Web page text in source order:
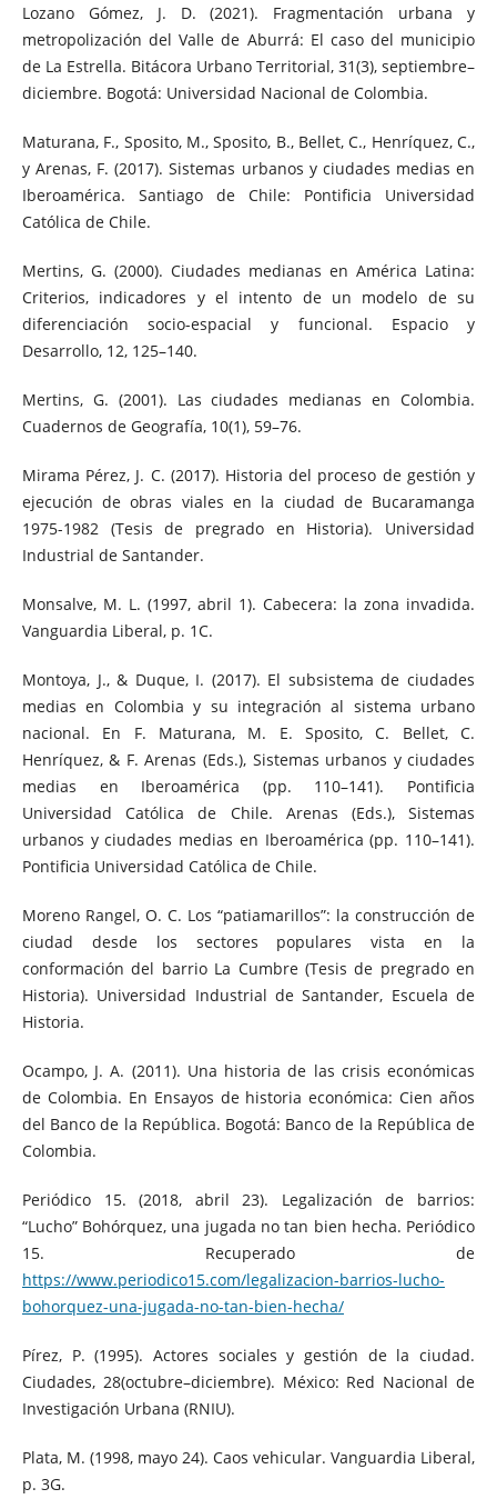
Lozano Gómez, J. D. (2021). Fragmentación urbana y
metropolización del Valle de Aburrá: El caso del municipio
de La Estrella. Bitácora Urbano Territorial, 31(3), septiembre–
diciembre. Bogotá: Universidad Nacional de Colombia.
Maturana, F., Sposito, M., Sposito, B., Bellet, C., Henríquez, C.,
y Arenas, F. (2017). Sistemas urbanos y ciudades medias en
Iberoamérica. Santiago de Chile: Pontificia Universidad
Católica de Chile.
Mertins, G. (2000). Ciudades medianas en América Latina:
Criterios, indicadores y el intento de un modelo de su
diferenciación socio-espacial y funcional. Espacio y
Desarrollo, 12, 125–140.
Mertins, G. (2001). Las ciudades medianas en Colombia.
Cuadernos de Geografía, 10(1), 59–76.
Mirama Pérez, J. C. (2017). Historia del proceso de gestión y
ejecución de obras viales en la ciudad de Bucaramanga
1975-1982 (Tesis de pregrado en Historia). Universidad
Industrial de Santander.
Monsalve, M. L. (1997, abril 1). Cabecera: la zona invadida.
Vanguardia Liberal, p. 1C.
Montoya, J., & Duque, I. (2017). El subsistema de ciudades
medias en Colombia y su integración al sistema urbano
nacional. En F. Maturana, M. E. Sposito, C. Bellet, C.
Henríquez, & F. Arenas (Eds.), Sistemas urbanos y ciudades
medias en Iberoamérica (pp. 110–141). Pontificia
Universidad Católica de Chile. Arenas (Eds.), Sistemas
urbanos y ciudades medias en Iberoamérica (pp. 110–141).
Pontificia Universidad Católica de Chile.
Moreno Rangel, O. C. Los “patiamarillos”: la construcción de
ciudad desde los sectores populares vista en la
conformación del barrio La Cumbre (Tesis de pregrado en
Historia). Universidad Industrial de Santander, Escuela de
Historia.
Ocampo, J. A. (2011). Una historia de las crisis económicas
de Colombia. En Ensayos de historia económica: Cien años
del Banco de la República. Bogotá: Banco de la República de
Colombia.
Periódico 15. (2018, abril 23). Legalización de barrios:
“Lucho” Bohórquez, una jugada no tan bien hecha. Periódico
15. Recuperado de
https://www.periodico15.com/legalizacion-barrios-lucho-
bohorquez-una-jugada-no-tan-bien-hecha/
Pírez, P. (1995). Actores sociales y gestión de la ciudad.
Ciudades, 28(octubre–diciembre). México: Red Nacional de
Investigación Urbana (RNIU).
Plata, M. (1998, mayo 24). Caos vehicular. Vanguardia Liberal,
p. 3G.